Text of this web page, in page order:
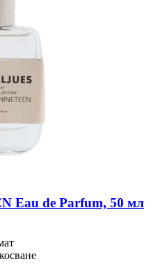
Eau de Parfum, 50 мл